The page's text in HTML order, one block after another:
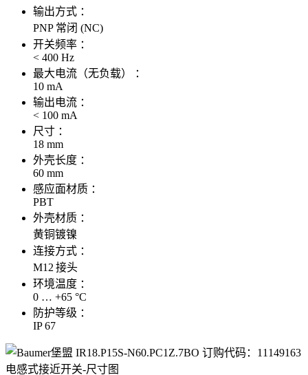
输出方式 ：
PNP 常闭 (NC)
开关频率 ：
< 400 Hz
最大电流（无负载） ：
10 mA
输出电流 ：
< 100 mA
尺寸 ：
18 mm
外壳长度 ：
60 mm
感应面材质 ：
PBT
外壳材质 ：
黄铜镀镍
连接方式 ：
M12 接头
环境温度 ：
0 … +65 °C
防护等级 ：
IP 67